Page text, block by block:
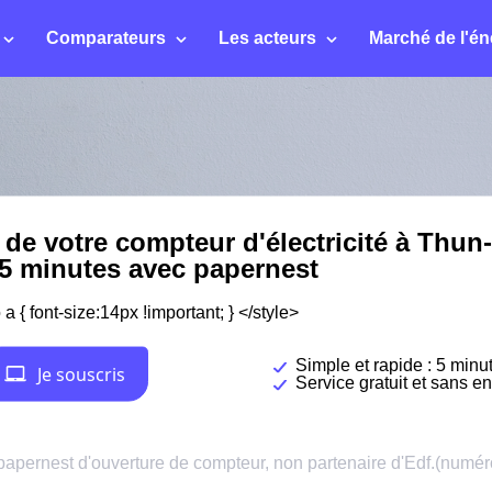
Comparateurs Les acteurs Marché de